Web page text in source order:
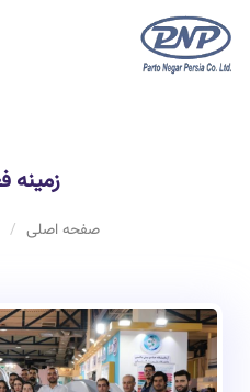
زمینه
صفحه اصلی